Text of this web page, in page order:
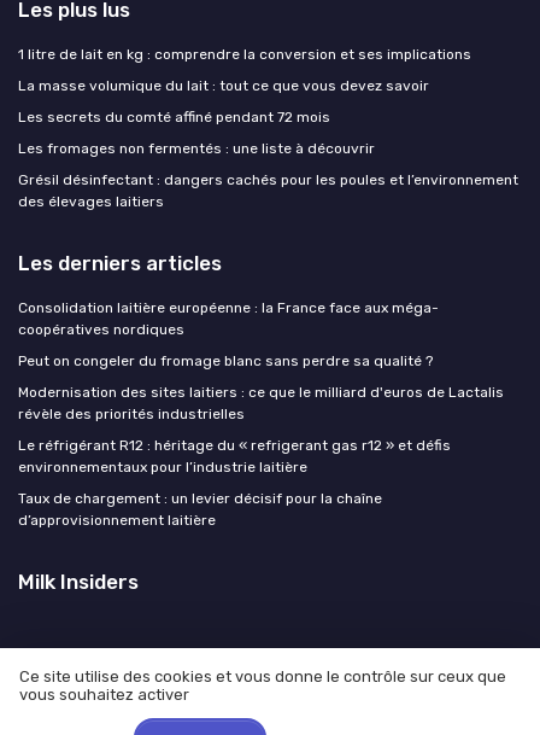
Les plus lus
1 litre de lait en kg : comprendre la conversion et ses implications
La masse volumique du lait : tout ce que vous devez savoir
Les secrets du comté affiné pendant 72 mois
Les fromages non fermentés : une liste à découvrir
Grésil désinfectant : dangers cachés pour les poules et l’environnement
des élevages laitiers
Les derniers articles
Consolidation laitière européenne : la France face aux méga-
coopératives nordiques
Peut on congeler du fromage blanc sans perdre sa qualité ?
Modernisation des sites laitiers : ce que le milliard d'euros de Lactalis
révèle des priorités industrielles
Le réfrigérant R12 : héritage du « refrigerant gas r12 » et défis
environnementaux pour l’industrie laitière
Taux de chargement : un levier décisif pour la chaîne
d’approvisionnement laitière
Milk Insiders
Mentions légales
Ce site utilise des cookies et vous donne le contrôle sur ceux que
vous souhaitez activer